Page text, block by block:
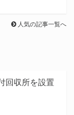
人気の記事一覧へ
回収所を設置